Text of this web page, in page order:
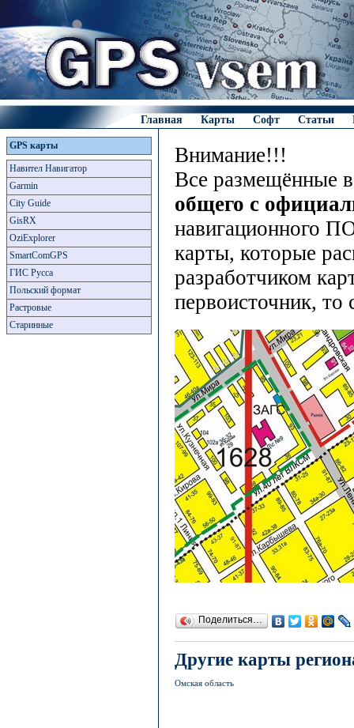
Главная Карты Софт Статьи
GPS карты
Навител Навигатор
Garmin
City Guide
GisRX
OziExplorer
SmartComGPS
ГИС Русса
Польский формат
Растровые
Старинные
Внимание!!!
Все размещённые
общего с
навигационного
карты, которые
разработчиком
первоисточник,
Поделиться…
Другие карты
Омская область